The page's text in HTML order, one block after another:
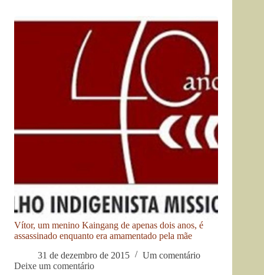
Vítor, um menino Kaingang de apenas dois anos, é
assassinado enquanto era amamentado pela mãe
31 de dezembro de 2015
Um comentário
Deixe um comentário